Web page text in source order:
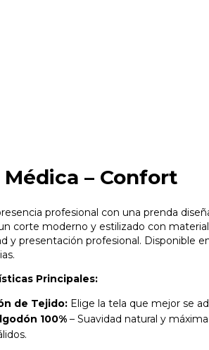
Médica – Confort
profesional con una prenda
corte moderno y estilizado con
y presentación profesional. Disponible
Principales:
de Tejido: Elige la tela que mejor se
100% – Suavidad natural y